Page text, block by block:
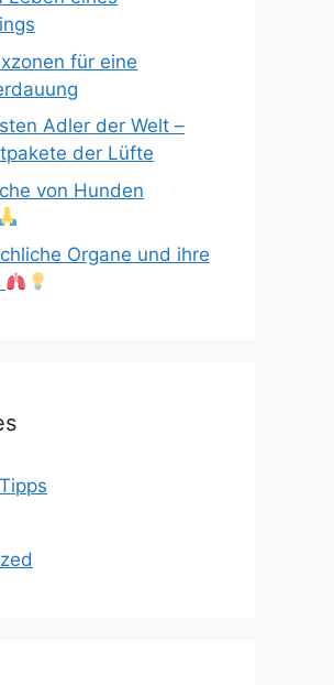
für eine
Adler der Welt –
der Lüfte
von Hunden
Organe und ihre